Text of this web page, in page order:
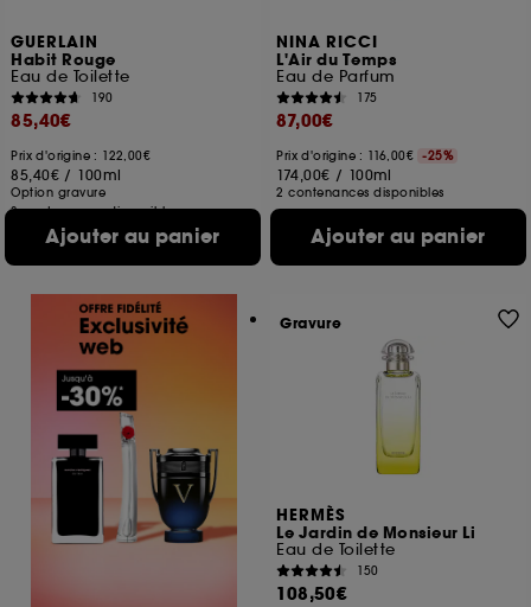
GUERLAIN
Habit Rouge
Eau de Toilette
190
85,40€
Prix d'origine : 122,00€
85,40€ / 100ml
Option gravure
3 contenances disponibles
Ajouter au panier
NINA RICCI
L'Air du Temps
Eau de Parfum
175
87,00€
Prix d'origine : 116,00€ -25%
174,00€ / 100ml
2 contenances disponibles
Ajouter au panier
HERMÈS
Le Jardin de Monsieur Li
Eau de Toilette
150
108,50€
Gravure